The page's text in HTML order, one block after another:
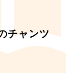
チャンツ